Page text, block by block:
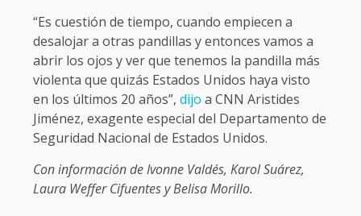
“Es cuestión de tiempo, cuando empiecen a
desalojar a otras pandillas y entonces vamos a
abrir los ojos y ver que tenemos la pandilla más
violenta que quizás Estados Unidos haya visto
en los últimos 20 años”, dijo a CNN Aristides
Jiménez, exagente especial del Departamento de
Seguridad Nacional de Estados Unidos.
Con información de Ivonne Valdés, Karol Suárez,
Laura Weffer Cifuentes y Belisa Morillo.